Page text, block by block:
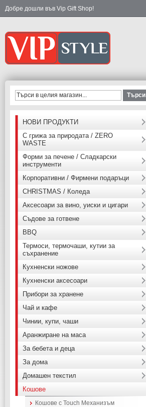
Добре дошли във Vip Gift Shop!
Търси
НОВИ ПРОДУКТИ
С грижа за природата / ZERO
WASTE
Форми за печене / Сладкарски
инструменти
Корпоративни / Фирмени подаръци
CHRISTMAS / Коледа
Аксесоари за вино, уиски и цигари
Съдове за готвене
BBQ
Термоси, термочаши, кутии за
съхранение
Кухненски ножове
Кухненски аксесоари
Прибори за хранене
Чай и кафе
Чинии, купи, чаши
Аранжиране на маса
За бебета и деца
За дома
Домашен текстил
Кошове
Кошове с Touch Механизъм